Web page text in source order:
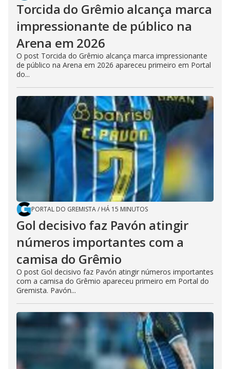
Torcida do Grêmio alcança marca
impressionante de público na
Arena em 2026
O post Torcida do Grêmio alcança marca impressionante
de público na Arena em 2026 apareceu primeiro em Portal
do...
PORTAL DO GREMISTA/ HÁ 15 MINUTOS
Gol decisivo faz Pavón atingir
números importantes com a
camisa do Grêmio
O post Gol decisivo faz Pavón atingir números importantes
com a camisa do Grêmio apareceu primeiro em Portal do
Gremista. Pavón...